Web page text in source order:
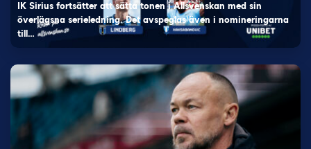
IK Sirius fortsätter att sätta tonen i Allsvenskan med sin
överlägsna serieledning. Det avspeglas även i nomineringarna
till…